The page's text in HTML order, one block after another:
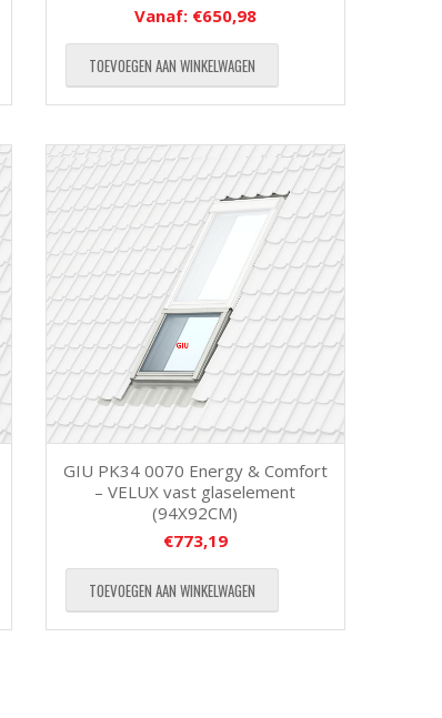
Vanaf: €650,98
TOEVOEGEN AAN WINKELWAGEN
GIU PK34 0070 Energy & Comfort
– VELUX vast glaselement
(94X92CM)
€773,19
TOEVOEGEN AAN WINKELWAGEN